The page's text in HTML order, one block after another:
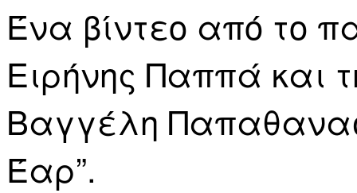
Ένα βίντεο από το
Ειρήνης Παππά και
Βαγγέλη
Έαρ”.